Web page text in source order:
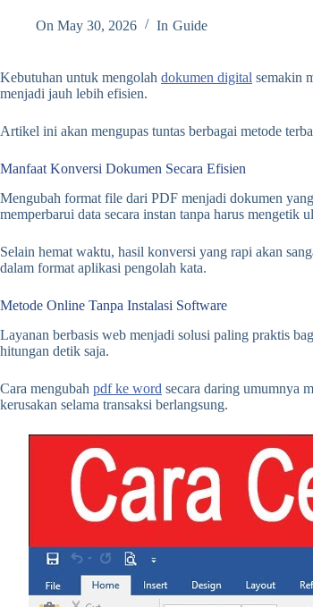
On May 30, 2026 In Guide
Kebutuhan untuk mengolah dokumen digital semakin
menjadi jauh lebih efisien.
Artikel ini akan mengupas tuntas berbagai metode
Manfaat Konversi Dokumen Secara Efisien
Mengubah format file dari PDF menjadi dokumen
memperbarui data secara instan tanpa harus mengetik
Selain hemat waktu, hasil konversi yang rapi akan
dalam format aplikasi pengolah kata.
Metode Online Tanpa Instalasi Software
Layanan berbasis web menjadi solusi paling praktis
hitungan detik saja.
Cara mengubah pdf ke word secara daring umumnya
kerusakan selama transaksi berlangsung.